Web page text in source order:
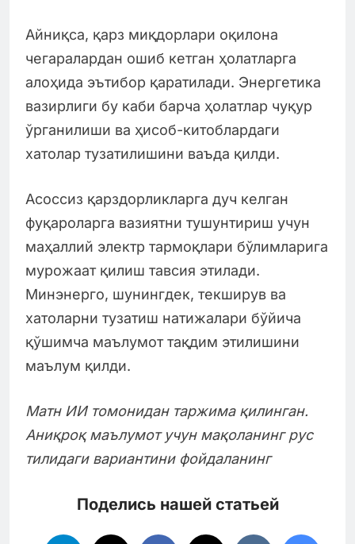
Айниқса, қарз миқдорлари оқилона
чегаралардан ошиб кетган ҳолатларга
алоҳида эътибор қаратилади. Энергетика
вазирлиги бу каби барча ҳолатлар чуқур
ўрганилиши ва ҳисоб-китоблардаги
хатолар тузатилишини ваъда қилди.
Асоссиз қарздорликларга дуч келган
фуқароларга вазиятни тушунтириш учун
маҳаллий электр тармоқлари бўлимларига
мурожаат қилиш тавсия этилади.
Минэнерго, шунингдек, текширув ва
хатоларни тузатиш натижалари бўйича
қўшимча маълумот тақдим этилишини
маълум қилди.
Матн ИИ томонидан таржима қилинган.
Аниқроқ маълумот учун мақоланинг рус
тилидаги вариантини фойдаланинг
Поделись нашей статьей